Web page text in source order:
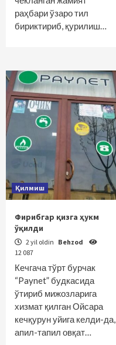
раҳбари ўзаро тил
бириктириб, қурилиш…
Қилмиш
Фирибгар қизга ҳукм
ўқилди
2 yil oldin Behzod
12 087
Кечгача тўрт бурчак
“Paynet” будкасида
ўтириб мижозларига
хизмат қилган Ойсара
кечқурун уйига келди-да,
апил-тапил овқат…